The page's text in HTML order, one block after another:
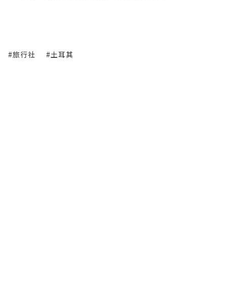
#旅行社 #土耳其